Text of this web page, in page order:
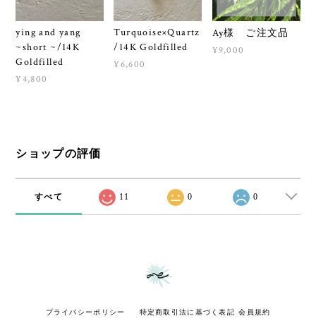
ying and yang
~short ~/14K
Goldfilled
¥4,800
Turquoise×Quartz
/14K Goldfilled
¥6,600
Ay様 ご注文品
¥9,000
ショップの評価
すべて 11 0 0
プライバシーポリシー 特定商取引法に基づく表記 会員規約